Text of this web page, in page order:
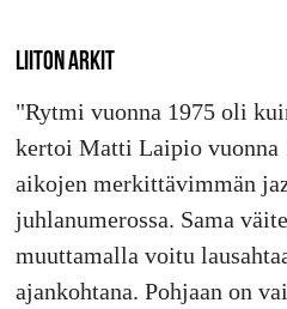
LIITON ARKIT
"Rytmi vuonna 1975 oli
kertoi Matti Laipio vuonna
aikojen merkittävimmän
juhlanumerossa. Sama
muuttamalla voitu
ajankohtana. Pohjaan on